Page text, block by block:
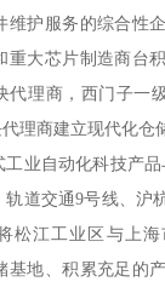
维护服务的综合性
重大芯片制造商台
代理商，西门子一
理商建立现代化仓
业自动化科技产
道交通9号线、沪
松江工业区与上
基地、积累充足的